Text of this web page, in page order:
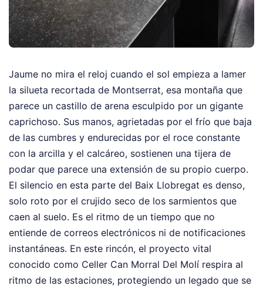
Jaume no mira el reloj cuando el sol empieza a lamer
la silueta recortada de Montserrat, esa montaña que
parece un castillo de arena esculpido por un gigante
caprichoso. Sus manos, agrietadas por el frío que baja
de las cumbres y endurecidas por el roce constante
con la arcilla y el calcáreo, sostienen una tijera de
podar que parece una extensión de su propio cuerpo.
El silencio en esta parte del Baix Llobregat es denso,
solo roto por el crujido seco de los sarmientos que
caen al suelo. Es el ritmo de un tiempo que no
entiende de correos electrónicos ni de notificaciones
instantáneas. En este rincón, el proyecto vital
conocido como Celler Can Morral Del Molí respira al
ritmo de las estaciones, protegiendo un legado que se